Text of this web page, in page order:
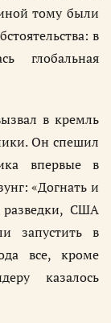
тому были
в
глобальная
в кремль
Он спешил
впервые в
«Догнать и
США
запустить в
все, кроме
казалось